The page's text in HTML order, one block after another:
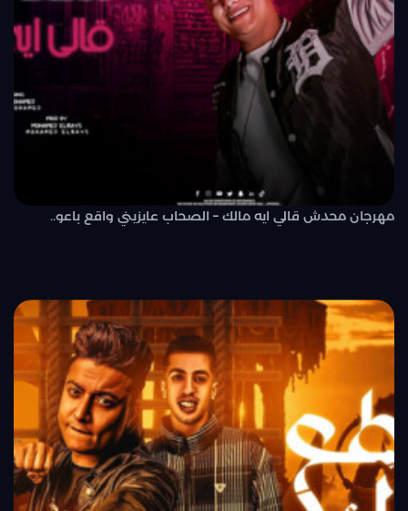
مهرجان محدش قالي ايه مالك – الصحاب عايزيني واقع باعو..